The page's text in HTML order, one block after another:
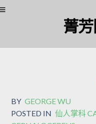
菁
BY GEORGE WU
POSTED IN 仙人掌科